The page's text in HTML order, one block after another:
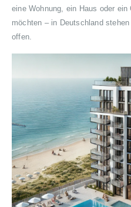
eine Wohnung, ein Haus oder
möchten – in Deutschland
offen.